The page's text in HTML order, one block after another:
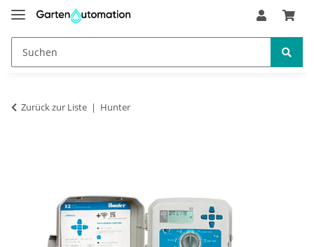
Zurück zur Liste Hunter